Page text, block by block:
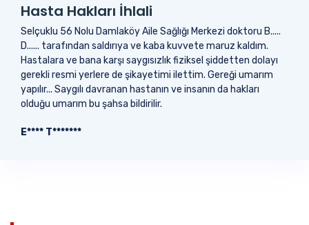
Hasta Hakları İhlali
Selçuklu 56 Nolu Damlaköy Aile Sağlığı Merkezi doktoru B.....
D...... tarafından saldırıya ve kaba kuvvete maruz kaldım.
Hastalara ve bana karşı saygısızlık fiziksel şiddetten dolayı
gerekli resmi yerlere de şikayetimi ilettim. Gereği umarım
yapılır... Saygılı davranan hastanın ve insanın da hakları
olduğu umarım bu şahsa bildirilir.
E**** T*******